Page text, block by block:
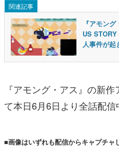
関連記事
『アモン
US
人事件が起
『アモング・アス』の新
て本日6月6日より全話配信
■画像はいずれも配信からキャプチャ